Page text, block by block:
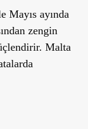
ayında
zengin
Malta